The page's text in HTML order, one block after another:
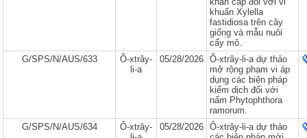
khuẩn Xylella
fastidiosa trên cây
giống và mẫu nuôi
cấy mô.
G/SPS/N/AUS/633
Ô-xtrây-
li-a
05/28/2026
Ô-xtrây-li-a dự thảo
mở rộng phạm vi áp
dụng các biện pháp
kiểm dịch đối với
nấm Phytophthora
ramorum.
G/SPS/N/AUS/634
Ô-xtrây-
05/28/2026
Ô-xtrây-li-a dự thảo